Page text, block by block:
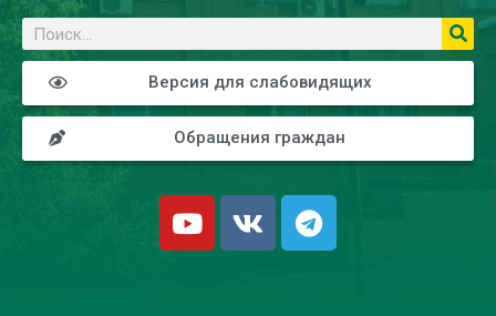
Версия для слабовидящих
Обращения граждан